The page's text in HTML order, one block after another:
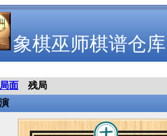
象棋巫师棋谱仓库
局面
残局